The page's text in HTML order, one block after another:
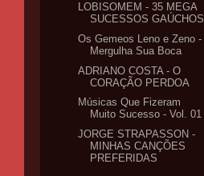
LOBISOMEM - 35 MEGA
SUCESSOS GAÚCHOS
Os Gemeos Leno e Zeno -
Mergulha Sua Boca
ADRIANO COSTA - O
CORAÇÃO PERDOA
Músicas Que Fizeram
Muito Sucesso - Vol. 01
JORGE STRAPASSON -
MINHAS CANÇÕES
PREFERIDAS